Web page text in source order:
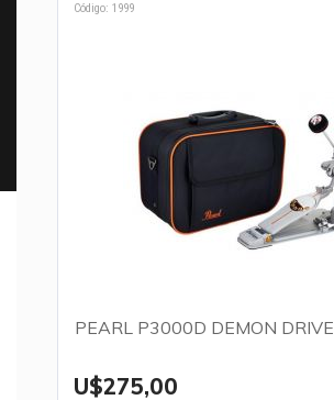
Código: 1999
PEARL P3000D DEMON DRIVE
U$275,00